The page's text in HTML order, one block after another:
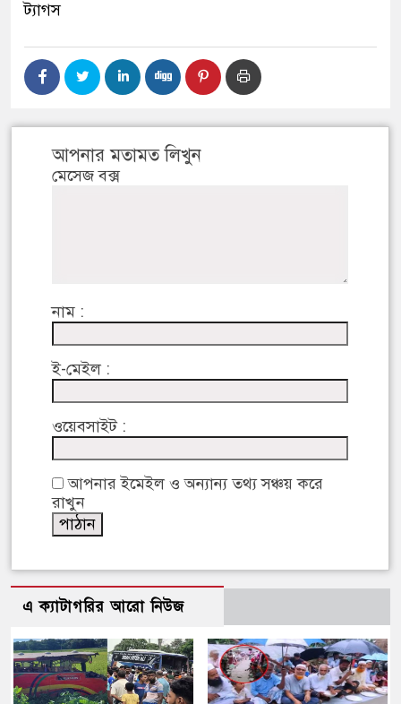
ট্যাগস
আপনার মতামত লিখুন
মেসেজ বক্স
নাম :
ই-মেইল :
ওয়েবসাইট :
আপনার ইমেইল ও অন্যান্য তথ্য সঞ্চয় করে
রাখুন
এ ক্যাটাগরির আরো নিউজ